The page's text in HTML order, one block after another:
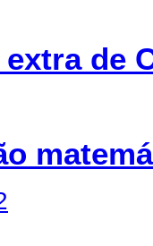
de